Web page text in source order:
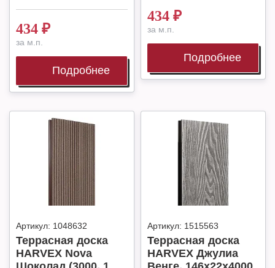
434 ₽
за м.п.
Подробнее
434 ₽
за м.п.
Подробнее
Артикул: 1048632
Террасная доска
HARVEX Nova
Артикул: 1515563
Террасная доска
HARVEX Джулиа